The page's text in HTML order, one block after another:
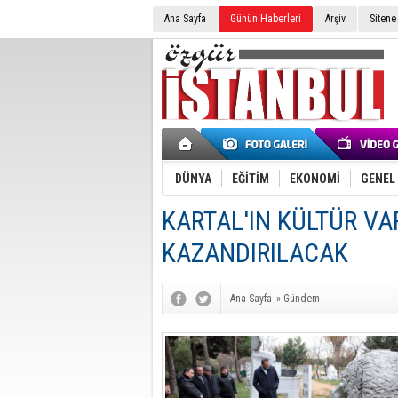
Ana Sayfa Günün Haberleri Arşiv
DÜNYA EĞİTİM EKONOMİ GENEL
KARTAL'IN KÜLTÜR
KAZANDIRILACAK
Ana Sayfa » Gündem